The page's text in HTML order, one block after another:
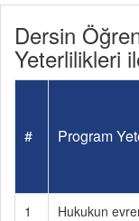
Dersin
Yeterlilikleri
# Program
1
Hukukun